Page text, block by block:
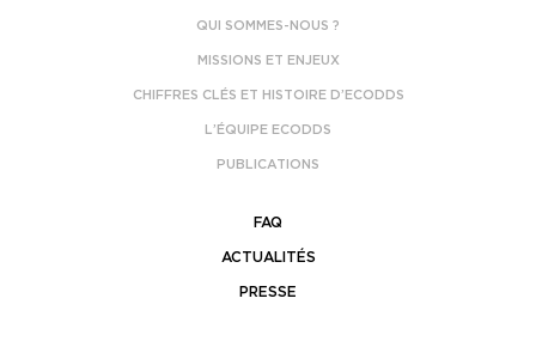
QUI SOMMES-NOUS ?
MISSIONS ET ENJEUX
CHIFFRES CLÉS ET HISTOIRE D’ECODDS
L’ÉQUIPE ECODDS
PUBLICATIONS
FAQ
ACTUALITÉS
PRESSE